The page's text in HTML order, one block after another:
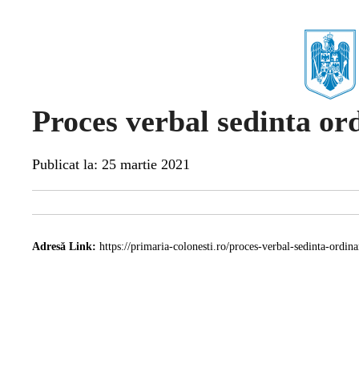
Proces verbal sedinta
Publicat la: 25 martie 2021
Adresă Link: https://primaria-colonesti.ro/proces-verbal-sedinta-